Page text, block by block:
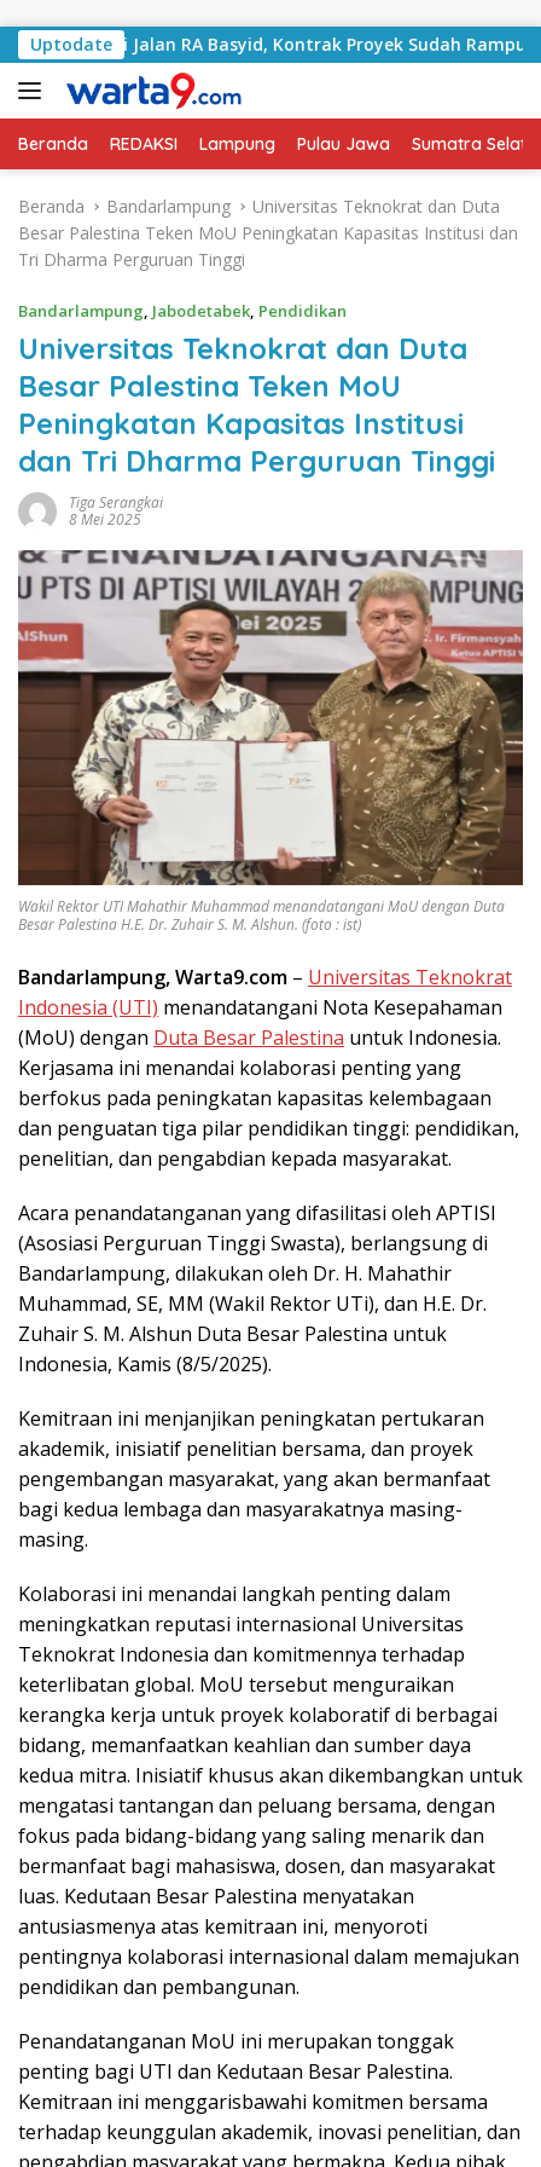
UptodateJalan RA Basyid, Kontrak Proyek Sudah Rampung
Beranda REDAKSI Lampung Pulau Jawa Sumatra
Beranda Bandarlampung
Universitas Teknokrat dan Duta
Besar Palestina Teken MoU Peningkatan Kapasitas Institusi dan
Tri Dharma Perguruan Tinggi
Bandarlampung, Jabodetabek, Pendidikan
Universitas Teknokrat dan Duta
Besar Palestina Teken MoU
Peningkatan Kapasitas Institusi
dan Tri Dharma Perguruan Tinggi
Tiga Serangkai
8 Mei 2025
Wakil Rektor UTI Mahathir Muhammad menandatangani MoU dengan Duta
Besar Palestina H.E. Dr. Zuhair S. M. Alshun. (foto : ist)
Bandarlampung, Warta9.com – Universitas Teknokrat
Indonesia (UTI) menandatangani Nota Kesepahaman
(MoU) dengan Duta Besar Palestina untuk Indonesia.
Kerjasama ini menandai kolaborasi penting yang
berfokus pada peningkatan kapasitas kelembagaan
dan penguatan tiga pilar pendidikan tinggi: pendidikan,
penelitian, dan pengabdian kepada masyarakat.
Acara penandatanganan yang difasilitasi oleh APTISI
(Asosiasi Perguruan Tinggi Swasta), berlangsung di
Bandarlampung, dilakukan oleh Dr. H. Mahathir
Muhammad, SE, MM (Wakil Rektor UTi), dan H.E. Dr.
Zuhair S. M. Alshun Duta Besar Palestina untuk
Indonesia, Kamis (8/5/2025).
Kemitraan ini menjanjikan peningkatan pertukaran
akademik, inisiatif penelitian bersama, dan proyek
pengembangan masyarakat, yang akan bermanfaat
bagi kedua lembaga dan masyarakatnya masing-
masing.
Kolaborasi ini menandai langkah penting dalam
meningkatkan reputasi internasional Universitas
Teknokrat Indonesia dan komitmennya terhadap
keterlibatan global. MoU tersebut menguraikan
kerangka kerja untuk proyek kolaboratif di berbagai
bidang, memanfaatkan keahlian dan sumber daya
kedua mitra. Inisiatif khusus akan dikembangkan untuk
mengatasi tantangan dan peluang bersama, dengan
fokus pada bidang-bidang yang saling menarik dan
bermanfaat bagi mahasiswa, dosen, dan masyarakat
luas. Kedutaan Besar Palestina menyatakan
antusiasmenya atas kemitraan ini, menyoroti
pentingnya kolaborasi internasional dalam memajukan
pendidikan dan pembangunan.
Penandatanganan MoU ini merupakan tonggak
penting bagi UTI dan Kedutaan Besar Palestina.
Kemitraan ini menggarisbawahi komitmen bersama
terhadap keunggulan akademik, inovasi penelitian, dan